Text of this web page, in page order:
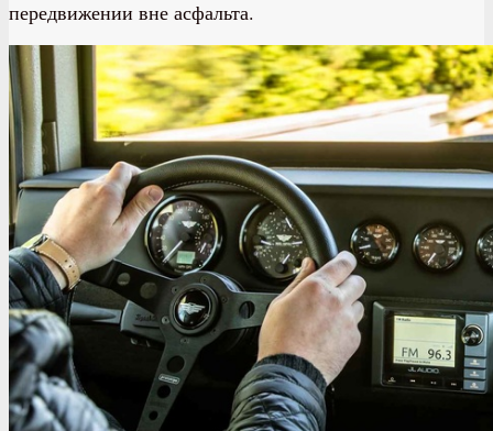
передвижении вне асфальта.